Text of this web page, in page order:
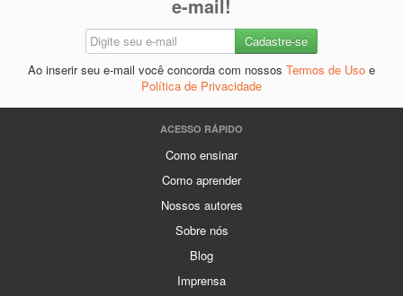
e-mail!
Ao inserir seu e-mail você concorda com nossos Termos de Uso e
Política de Privacidade
ACESSO RÁPIDO
Como ensinar
Como aprender
Nossos autores
Sobre nós
Blog
Imprensa